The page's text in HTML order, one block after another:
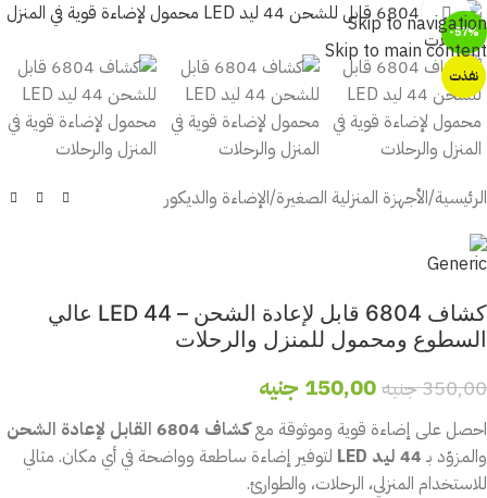
Skip to navigation
Skip to main content
-57%
نفذت
أضغط للتكبير
الرئيسية/الأجهزة المنزلية الصغيرة/الإضاءة والديكور
كشاف 6804 قابل لإعادة الشحن – 44 LED عالي
السطوع ومحمول للمنزل والرحلات
350,00جنيه150,00 جنيه
احصل على إضاءة قوية وموثوقة معكشاف 6804 القابل لإعادة الشحن
والمزوّد بـ 44 ليد LED
لتوفير إضاءة ساطعة وواضحة في أي مكان. مثالي
للاستخدام المنزلي، الرحلات، والطوارئ.